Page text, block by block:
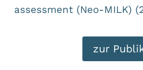
assessment (Neo-MILK)
zur